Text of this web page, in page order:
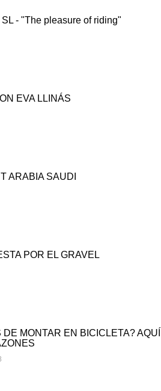
- "The pleasure of riding"
EVA LLINÁS
ARABIA SAUDI
POR EL GRAVEL
MONTAR EN BICICLETA? AQUÍ